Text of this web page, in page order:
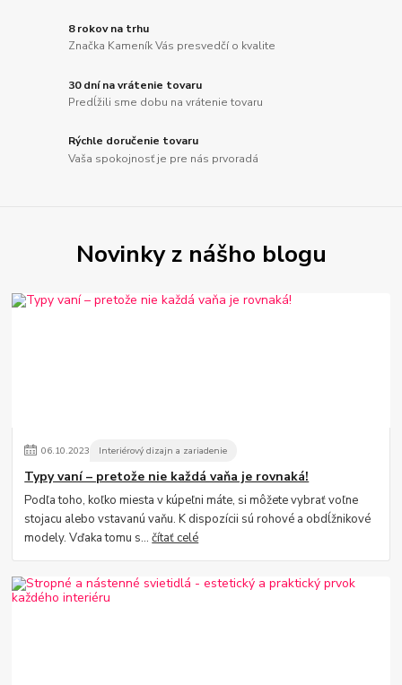
8 rokov na trhu
Značka Kameník Vás presvedčí o kvalite
30 dní na vrátenie tovaru
Predĺžili sme dobu na vrátenie tovaru
Rýchle doručenie tovaru
Vaša spokojnosť je pre nás prvoradá
Novinky z nášho blogu
06.10.2023 Interiérový dizajn a zariadenie
Typy vaní – pretože nie každá vaňa je rovnaká!
Podľa toho, koľko miesta v kúpeľni máte, si môžete vybrať voľne
stojacu alebo vstavanú vaňu. K dispozícii sú rohové a obdĺžnikové
modely. Vďaka tomu s...čítať celé